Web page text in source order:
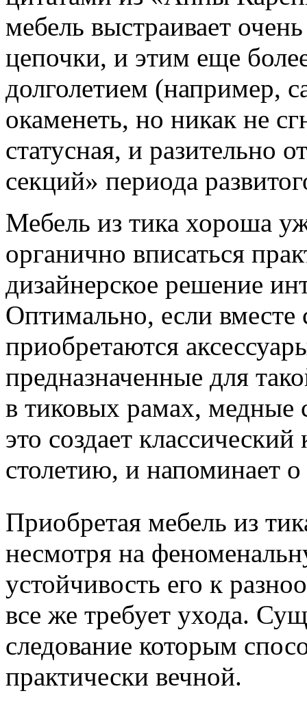
мебель выстраивает
цепочки, и этим еще
долголетием (например,
окаменеть, но никак не
статусная, и разительно
секций» периода
Мебель из тика хороша
органично вписаться
дизайнерское решение
Оптимально, если вместе
приобретаются
предназначенные для
в тиковых рамах, медные
это создает
столетию, и напоминает
Приобретая мебель из
несмотря на
устойчивость его к
все же требует ухода.
следование которым
практически вечной.